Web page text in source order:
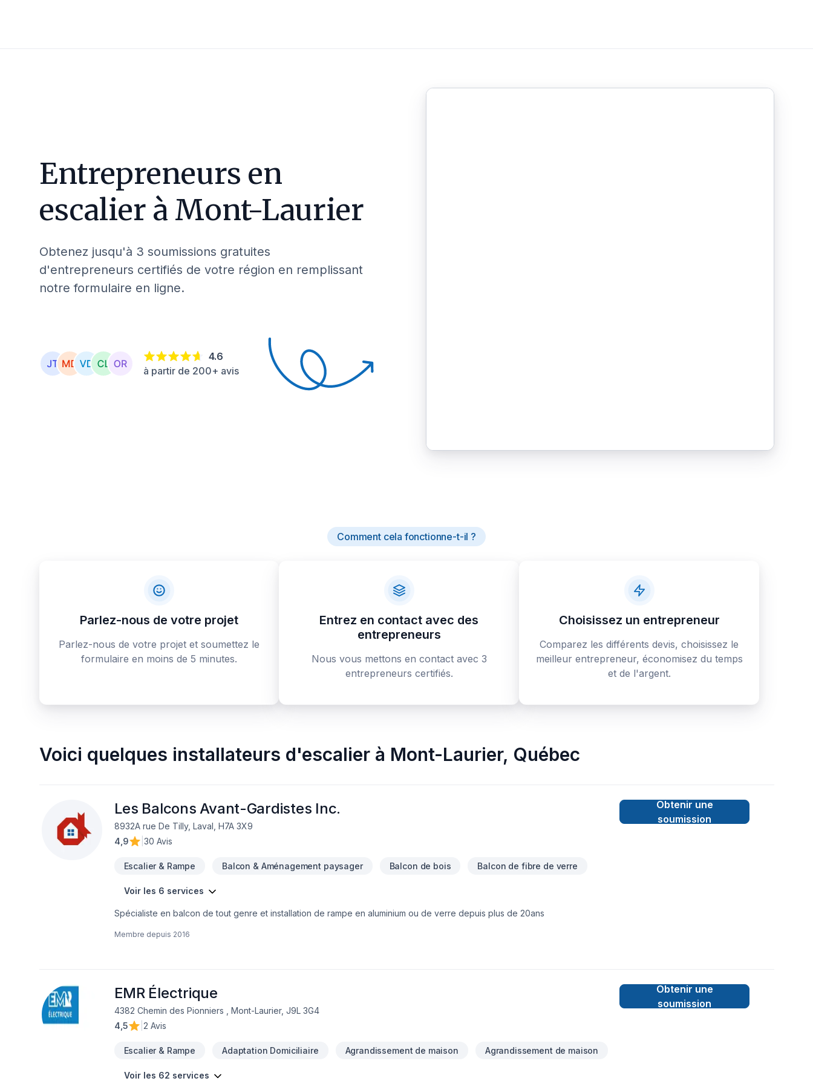
Entrepreneurs en
escalier à Mont-Laurier
Obtenez jusqu'à 3 soumissions gratuites
d'entrepreneurs certifiés de votre région en remplissant
notre formulaire en ligne.
4.6
à partir de 200+ avis
Comment cela fonctionne-t-il ?
Parlez-nous de votre projet
Parlez-nous de votre projet et soumettez le
formulaire en moins de 5 minutes.
Entrez en contact avec des
entrepreneurs
Nous vous mettons en contact avec 3
entrepreneurs certifiés.
Choisissez un entrepreneur
Comparez les différents devis, choisissez le
meilleur entrepreneur, économisez du temps
et de l'argent.
Voici quelques installateurs d'escalier à Mont-Laurier, Québec
Les Balcons Avant-Gardistes Inc.
8932A rue De Tilly, Laval, H7A 3X9
4,9
30 Avis
Escalier & Rampe Balcon & Aménagement paysager Balcon de bois Balcon de fibre de verre
Voir les 6 services
Spécialiste en balcon de tout genre et installation de rampe en aluminium ou de verre depuis plus de 20ans
Membre depuis 2016
Obtenir une
soumission
EMR Électrique
4382 Chemin des Pionniers , Mont-Laurier, J9L 3G4
4,5
2 Avis
Escalier & Rampe Adaptation Domiciliaire Agrandissement de maison Agrandissement de maison
Voir les 62 services
Obtenir une
soumission